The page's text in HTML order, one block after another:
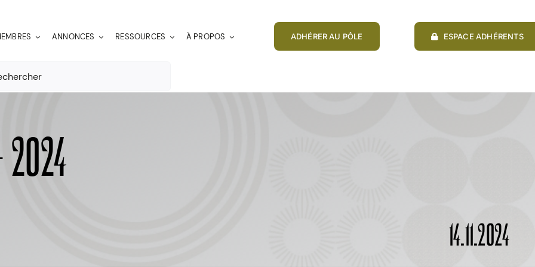
ANNONCES RESSOURCES À PROPOS ADHÉRER AU PÔLE ESPACE ADHÉRENTS
14.11.2024